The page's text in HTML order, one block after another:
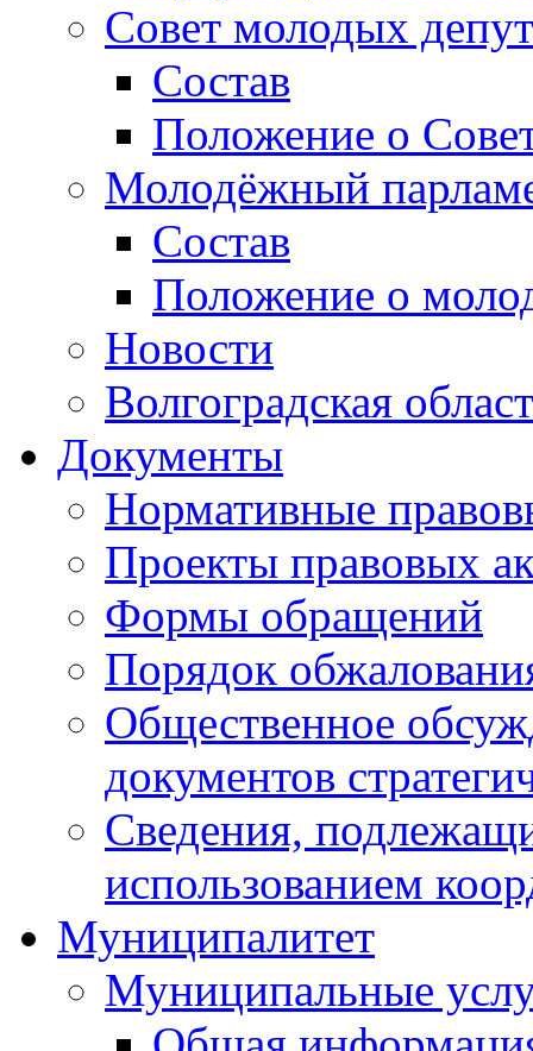
Совет молодых
Состав
Положение о
Молодёжный
Состав
Положение о
Новости
Волгоградская
Документы
Нормативные
Проекты правовых
Формы обращений
Порядок
Общественное
документов
Сведения,
использованием
Муниципалитет
Муниципальные